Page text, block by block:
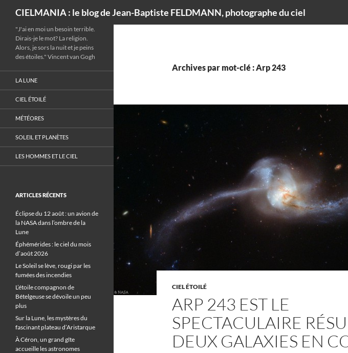
CIELMANIA : le blog de Jean-Baptiste FELDMANN, photographe du ciel
Archives par mot-clé : Arp 243
CIEL ÉTOILÉ
ARP 243 EST LE
SPECTACULAIRE
DEUX GALAXIES EN
"J'ai en moi un besoin terrible.
Dirais-je le mot? La religion.
Alors, je sors la nuit et je peins
des étoiles." Vincent van Gogh
LA LUNE
CIEL ÉTOILÉ
MÉTÉORES
SOLEIL ET PLANÈTES
LES HOMMES ET LE CIEL
ARTICLES RÉCENTS
Éclipse du 12 août : un avion de
la NASA dans l’ombre de la
Lune
Éphémérides : le ciel du mois
d’août 2026
Le Soleil se lève, rougi par les
fumées des incendies
L’étoile compagnon de
Bételgeuse se dévoile un peu
plus
Sur la Lune, les mystères du
fascinant plateau d’Aristarque
À Céron, un grand gîte
accueille les astronomes